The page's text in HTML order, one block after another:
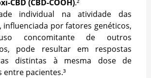
CBD (CBD-COOH).²
individual na atividade das
influenciada por fatores genéticos,
concomitante de outros
pode resultar em respostas
distintas à mesma dose de
entre pacientes.³